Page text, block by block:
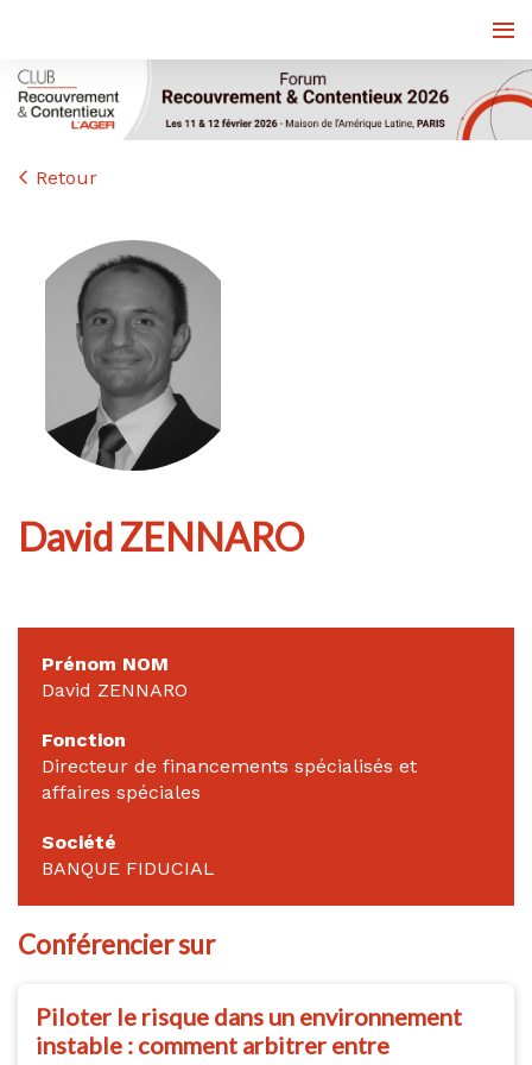
Retour
David ZENNARO
Prénom NOM
David ZENNARO
Fonction
Directeur de financements spécialisés et
affaires spéciales
Société
BANQUE FIDUCIAL
Conférencier sur
Piloter le risque dans un environnement
instable : comment arbitrer entre